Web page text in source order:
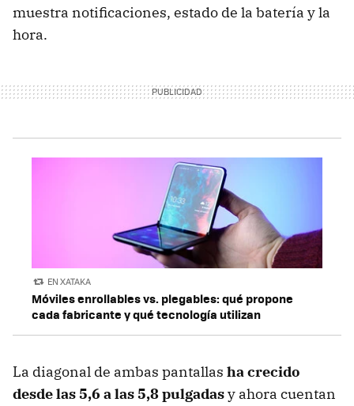
muestra notificaciones, estado de la batería y la
hora.
EN XATAKA
Móviles enrollables vs. plegables: qué propone
cada fabricante y qué tecnología utilizan
La diagonal de ambas pantallas ha crecido
desde las 5,6 a las 5,8 pulgadasy ahora cuentan